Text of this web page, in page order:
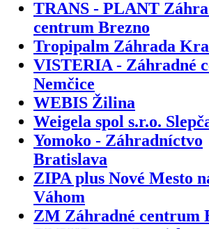
TRANS - PLANT
centrum Brezno
Tropipalm Záhrada
VISTERIA - Záhradné
Nemčice
WEBIS Žilina
Weigela spol s.r.o.
Yomoko - Záhradníctvo
Bratislava
ZIPA plus Nové Mesto
Váhom
ZM Záhradné centrum